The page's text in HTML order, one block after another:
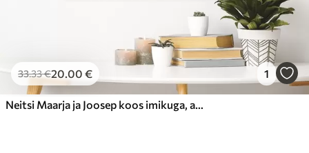
33.33€20.00 € 1
Neitsi Maarja ja Joosep koos imikuga, akvarellistiilis